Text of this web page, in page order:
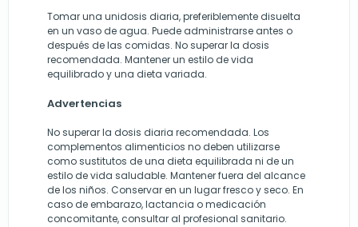
Tomar una unidosis diaria, preferiblemente disuelta
en un vaso de agua. Puede administrarse antes o
después de las comidas. No superar la dosis
recomendada. Mantener un estilo de vida
equilibrado y una dieta variada.
Advertencias
No superar la dosis diaria recomendada. Los
complementos alimenticios no deben utilizarse
como sustitutos de una dieta equilibrada ni de un
estilo de vida saludable. Mantener fuera del alcance
de los niños. Conservar en un lugar fresco y seco. En
caso de embarazo, lactancia o medicación
concomitante, consultar al profesional sanitario.